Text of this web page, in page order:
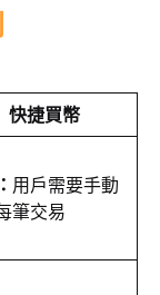
快捷買幣
用戶需要手動
筆交易